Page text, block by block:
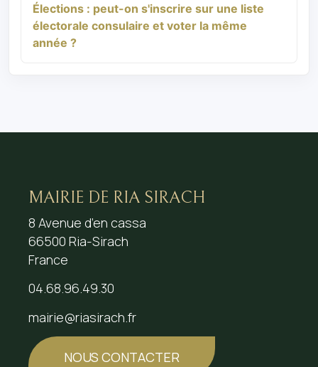
Élections : peut-on s'inscrire sur une liste
électorale consulaire et voter la même
année ?
MAIRIE DE RIA SIRACH
8 Avenue d’en cassa
66500 Ria-Sirach
France
04.68.96.49.30
mairie@riasirach.fr
NOUS CONTACTER